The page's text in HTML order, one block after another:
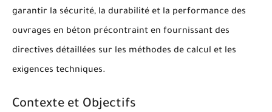
garantir la sécurité, la durabilité et la performance des
ouvrages en béton précontraint en fournissant des
directives détaillées sur les méthodes de calcul et les
exigences techniques.
Contexte et Objectifs